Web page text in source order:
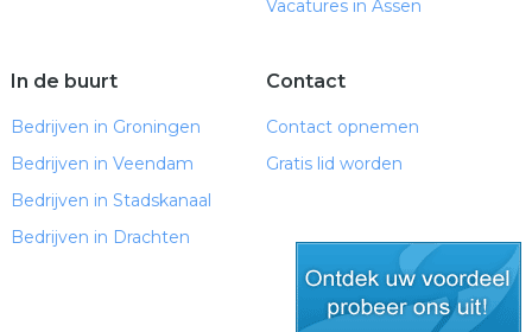
Vacatures in Assen
In de buurt
Bedrijven in Groningen
Bedrijven in Veendam
Bedrijven in Stadskanaal
Bedrijven in Drachten
Contact
Contact opnemen
Gratis lid worden